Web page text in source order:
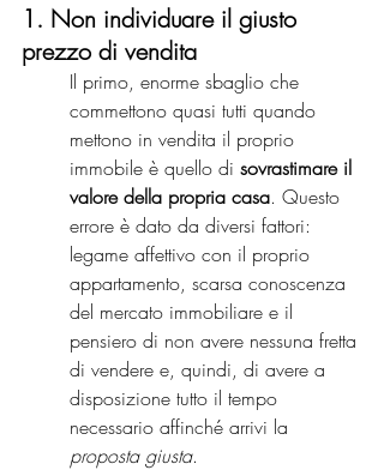
1. Non individuare il giusto
prezzo di vendita
Il primo, enorme sbaglio che
commettono quasi tutti quando
mettono in vendita il proprio
immobile è quello di sovrastimare il
valore della propria casa. Questo
errore è dato da diversi fattori:
legame affettivo con il proprio
appartamento, scarsa conoscenza
del mercato immobiliare e il
pensiero di non avere nessuna fretta
di vendere e, quindi, di avere a
disposizione tutto il tempo
necessario affinché arrivi la
proposta giusta.